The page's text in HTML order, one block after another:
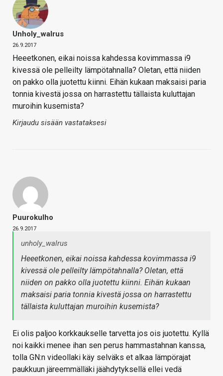
Unholy_walrus
26.9.2017
Heeetkonen, eikai noissa kahdessa kovimmassa i9
kivessä ole pelleilty lämpötahnalla? Oletan, että niiden
on pakko olla juotettu kiinni. Eihän kukaan maksaisi paria
tonnia kivestä jossa on harrastettu tällaista kuluttajan
muroihin kusemista?
Kirjaudu sisään vastataksesi
Puurokulho
26.9.2017
unholy_walrus
Heeetkonen, eikai noissa kahdessa kovimmassa i9
kivessä ole pelleilty lämpötahnalla? Oletan, että
niiden on pakko olla juotettu kiinni. Eihän kukaan
maksaisi paria tonnia kivestä jossa on harrastettu
tällaista kuluttajan muroihin kusemista?
Ei olis paljoo korkkaukselle tarvetta jos ois juotettu. Kyllä
noi kaikki menee ihan sen perus hammastahnan kanssa,
tolla GN:n videollaki käy selväks et alkaa lämpörajat
paukkuun järeemmälläki jäähdytyksellä ellei vedä